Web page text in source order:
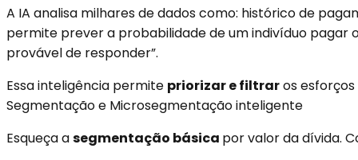
A IA analisa milhares de dados como: histórico de
permite prever a probabilidade de um indivíduo pagar
provável de responder”.
Essa inteligência permite priorizar e filtraros
Segmentação e Microsegmentação inteligente
Esqueça asegmentação básica por valor da dívida.